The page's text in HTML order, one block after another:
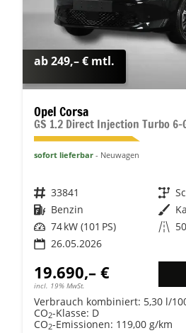
ab 249,– € mtl.
Opel Corsa
GS 1.2 Direct Injection Turbo 6-
sofort lieferbar Neuwagen
Fahrzeugnr. 33841 Getriebe
Kraftstoff Benzin Außenfarbe
Leistung 74 kW (101 PS) Kilometerstand
26.05.2026
19.690,– €
incl. 19% MwSt.
Verbrauch kombiniert: 5,30 l/
CO2-Klasse: D
CO2-Emissionen: 119,00 g/km